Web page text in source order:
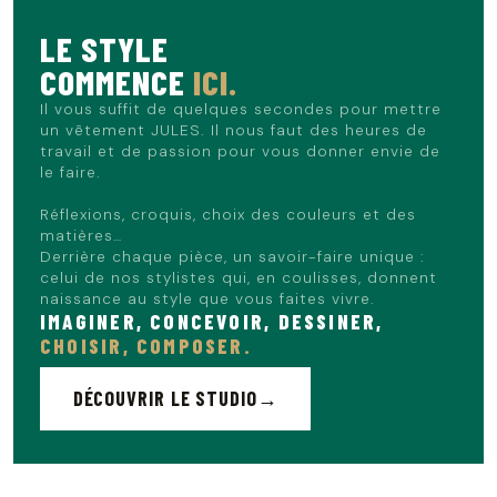
LE STYLE
COMMENCE ICI.
Il vous suffit de quelques secondes pour mettre
un vêtement JULES. Il nous faut des heures de
travail et de passion pour vous donner envie de
le faire.
Réflexions, croquis, choix des couleurs et des
matières…
Derrière chaque pièce, un savoir-faire unique :
celui de nos stylistes qui, en coulisses, donnent
naissance au style que vous faites vivre.
IMAGINER, CONCEVOIR, DESSINER,
CHOISIR, COMPOSER.
DÉCOUVRIR LE STUDIO